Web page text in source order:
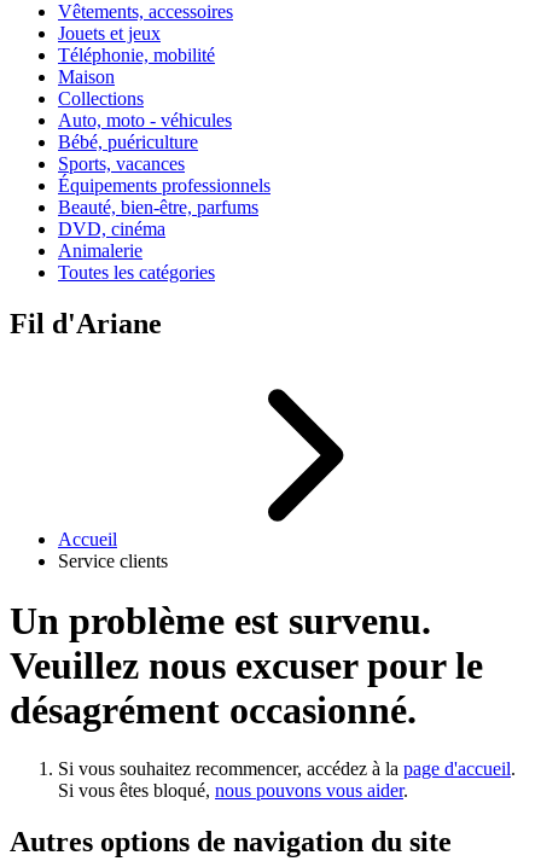
Vêtements, accessoires
Jouets et jeux
Téléphonie, mobilité
Maison
Collections
Auto, moto - véhicules
Bébé, puériculture
Sports, vacances
Équipements professionnels
Beauté, bien-être, parfums
DVD, cinéma
Animalerie
Toutes les catégories
Fil d'Ariane
Accueil
Service clients
Un problème est survenu.
Veuillez nous excuser pour le
désagrément occasionné.
Si vous souhaitez recommencer, accédez à la page d'accueil.
Si vous êtes bloqué, nous pouvons vous aider.
Autres options de navigation du site